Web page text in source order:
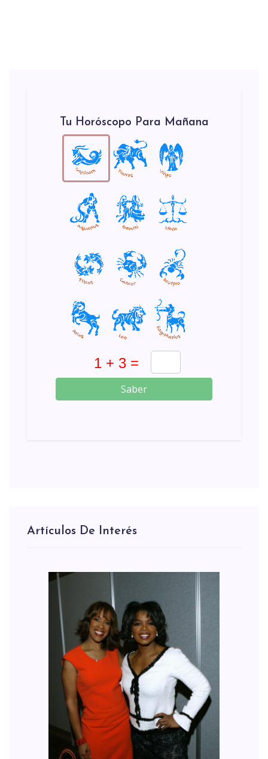
Tu Horóscopo Para Mañana
Saber
Artículos De Interés